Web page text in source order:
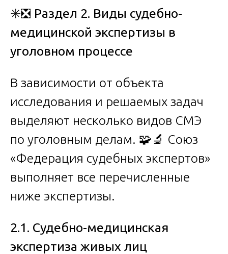
✳️❎ Раздел 2. Виды судебно-
медицинской экспертизы в
уголовном процессе
В зависимости от объекта
исследования и решаемых задач
выделяют несколько видов СМЭ
по уголовным делам. 🧩🔬 Союз
«Федерация судебных экспертов»
выполняет все перечисленные
ниже экспертизы.
2.1. Судебно-медицинская
экспертиза живых лиц